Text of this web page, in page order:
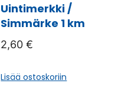
Uintimerkki /
Simmärke 1 km
2,60€
Lisää ostoskoriin